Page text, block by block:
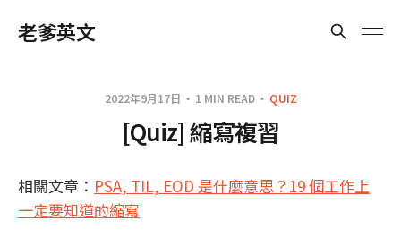
老爹英文
2022年9月17日 1 MIN READ QUIZ
[Quiz] 縮寫複習
相關文章： PSA, TIL, EOD 是什麼意思？19 個工作上
一定要知道的縮寫